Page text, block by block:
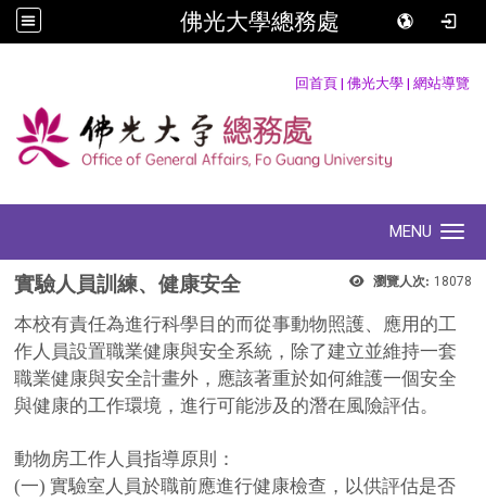
佛光大學總務處
回首頁 | 佛光大學 | 網站導覽
MENU
瀏覽人次: 18078
實驗人員訓練、健康安全
本校有責任為進行科學目的而從事動物照護、應用的工
作人員設置職業健康與安全系統，除了建立並維持一套
職業健康與安全計畫外，應該著重於如何維護一個安全
與健康的工作環境，進行可能涉及的潛在風險評估。
動物房工作人員指導原則：
(一)實驗室人員於職前應進行健康檢查，以供評估是否